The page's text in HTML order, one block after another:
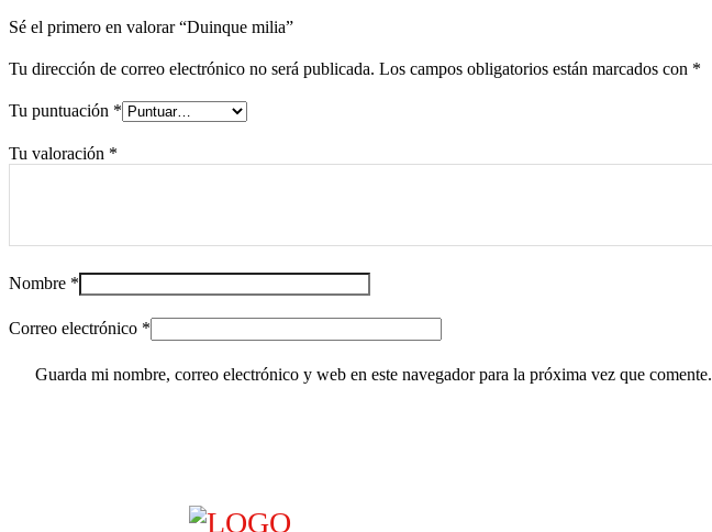
Sé el primero en valorar “Duinque milia”
Tu dirección de correo electrónico no será publicada. Los campos obligatorios están marcados con *
Tu puntuación *
Tu valoración *
Nombre *
Correo electrónico *
Guarda mi nombre, correo electrónico y web en este navegador para la próxima vez que comente.